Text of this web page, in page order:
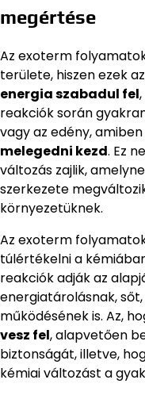
megértése
Az exoterm
területe, hiszen ezek
energia szabadul fel
reakciók során
vagy az edény,
melegedni kezd. Ez
változás zajlik,
szerkezete
környezetüknek.
Az exoterm
túlértékelni a
reakciók adják az
energiatárolásnak,
működésének is. Az,
vesz fel, alapvetően
biztonságát, illetve,
kémiai változást a